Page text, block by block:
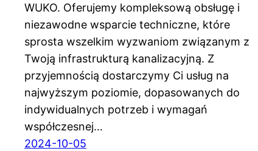
WUKO. Oferujemy kompleksową obsługę i
niezawodne wsparcie techniczne, które
sprosta wszelkim wyzwaniom związanym z
Twoją infrastrukturą kanalizacyjną. Z
przyjemnością dostarczymy Ci usług na
najwyższym poziomie, dopasowanych do
indywidualnych potrzeb i wymagań
współczesnej…
2024-10-05